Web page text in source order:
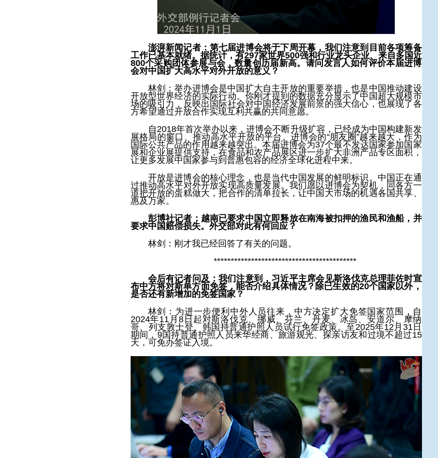
澎湃新闻记者：第七届进博会将于下周开幕，我们注意到目前各项筹备
工作已基本就绪。据统计，有297家世界500强和行业龙头企业、来自多国近
800个采购团体参展与会，数量创历届新高。请问发言人如何评价本届进博
会对中国扩大高水平对外开放的意义？
林剑：举办进博会是中国扩大自主开放的重要举措，也是中国推动建设
开放型世界经济的实际行动。你刚才提到的数据充分显示了中国超大规模市
场的吸引力，反映出国际社会对中国经济发展前景的强大信心，也展现了各
方希望通过开放合作实现互利共赢的共同意愿。
自2018年首次举办以来，进博会不断升级扩容，已经成为中国构建新发
展格局的窗口、推动高水平开放的平台。进博会的“朋友圈”越来越大，作为
国际公共产品的作用越来越突出。本届进博会为37个最不发达国家参加国家
展和企业展提供支持，在食品和农产品展区进一步扩大非洲产品专区面积，
让更多发展中国家参与到普惠包容的经济全球化进程中来。
开放是进博会的核心理念，也是当代中国发展的鲜明标识。中国正在通
过推动高水平对外开放实现高质量发展。我们愿以进博会为契机，同各方一
道把开放的蛋糕做大，把合作的清单拉长，让中国大市场的机遇各国共享、
惠及万家。
彭博社记者：越南已要求中国立即释放在南海被扣押的渔民和渔船，并
要求中国赔偿损失。外交部对此有何回应？
林剑：刚才我已经回答了有关的问题。
******************************************
会后有记者问及：我们注意到，习近平主席会见斯洛伐克总理菲佐时宣
布中方将对斯单方面免签，能否介绍具体情况？除已生效的20个国家以外，
是否还有新增加的免签国家？
林剑：为进一步便利中外人员往来，中方决定扩大免签国家范围，自
2024年11月8日起对斯洛伐克、挪威、芬兰、丹麦、冰岛、安道尔、摩纳
哥、列支敦士登、韩国持普通护照人员试行免签政策。至2025年12月31日
期间，9国持普通护照人员来华经商、旅游观光、探亲访友和过境不超过15
天，可免办签证入境。